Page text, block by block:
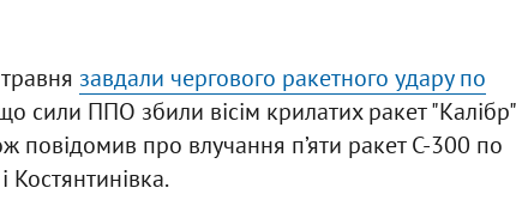
завдали чергового ракетного удару по
сили ППО збили вісім крилатих ракет "Калібр"
повідомив про влучання п’яти ракет С-300 по
Костянтинівка.